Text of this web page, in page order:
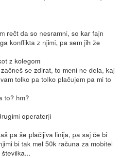
rečt da so nesramni, so kar fajn
konflikta z njimi, pa sem jih že
z kolegom
se zdirat, to meni ne dela, kaj
tolko pa tolko plačujem pa mi to
to? hm?
operaterji
pa še plačljiva linija, pa saj če bi
bi tak mel 50k računa za mobitel